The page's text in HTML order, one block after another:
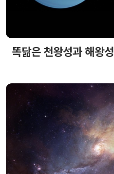
똑닮은 천왕성과 해왕